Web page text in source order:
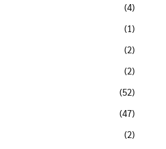
(4)
(1)
(2)
(2)
(52)
(47)
(2)